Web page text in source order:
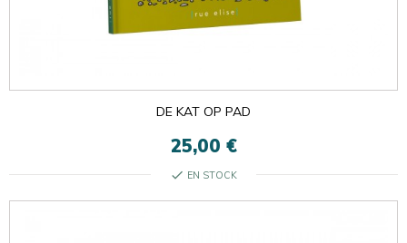
DE KAT OP PAD
25,00 €
check EN STOCK